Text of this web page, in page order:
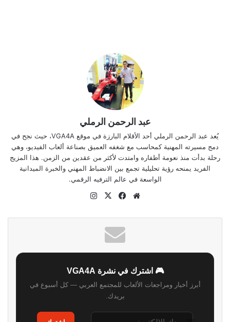
عبد الرحمن الرملي
يُعد عبد الرحمن الرملي أحد الأقلام البارزة في موقع VGA4A، حيث نجح في
دمج مسيرته المهنية كمحاسب مع شغفه العميق بصناعة ألعاب الفيديو، وهي
رحلة بدأت منذ نعومة أظفاره وامتدت لأكثر من عقدين من الزمن. هذا المزيج
الفريد يمنحه رؤية تحليلية تجمع بين الانضباط المهني والخبرة الميدانية
الواسعة في عالم الترفيه الرقمي.
موقع
فيسبوك
‫X
🎮 اشترك في نشرة VGA4A
أبرز أخبار ومراجعات الألعاب للمجتمع العربي — كل أسبوع في
بريدك.